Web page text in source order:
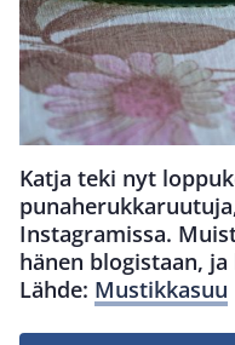
Katja teki nyt
Instagramissa.
hänen blogistaan,
Lähde: Mustikkasuu